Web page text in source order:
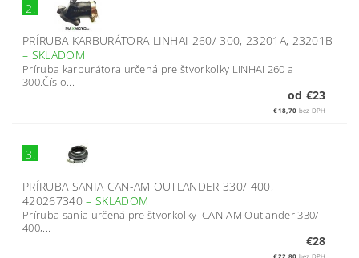
2.
PRÍRUBA KARBURÁTORA LINHAI 260/ 300, 23201A, 23201B
– SKLADOM
Príruba karburátora určená pre štvorkolky LINHAI 260 a
300.Číslo...
od €23
€18,70 bez DPH
3.
PRÍRUBA SANIA CAN-AM OUTLANDER 330/ 400,
420267340– SKLADOM
Príruba sania určená pre štvorkolky CAN-AM Outlander 330/
400,...
€28
€22,80 bez DPH